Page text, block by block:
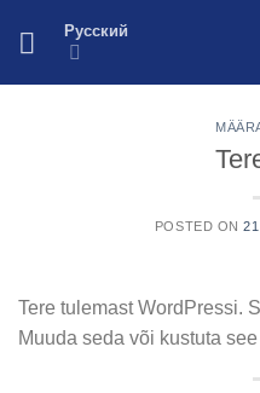
Русский
POSTED ON
Tere tulemast WordPressi.
Muuda seda või kustuta